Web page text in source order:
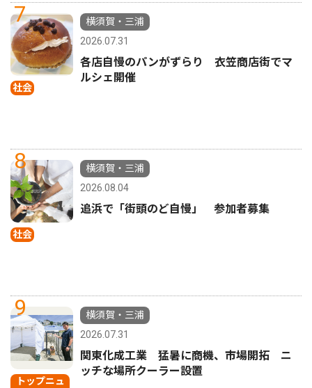
7
社会
横須賀・三浦
2026.07.31
各店自慢のパンがずらり 衣笠商店街でマ
ルシェ開催
8
社会
横須賀・三浦
2026.08.04
追浜で「街頭のど自慢」 参加者募集
9
トップニュ
横須賀・三浦
2026.07.31
関東化成工業 猛暑に商機、市場開拓 ニ
ッチな場所クーラー設置